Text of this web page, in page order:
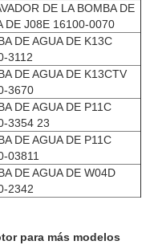
DE LA BOMBA DE
DE J08E 16100-0070
DE AGUA DE K13C
3112
DE AGUA DE K13CTV
3670
DE AGUA DE P11C
3354 23
DE AGUA DE P11C
03811
DE AGUA DE W04D
2342
para más modelos